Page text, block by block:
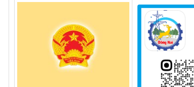
Từ ngày 03/